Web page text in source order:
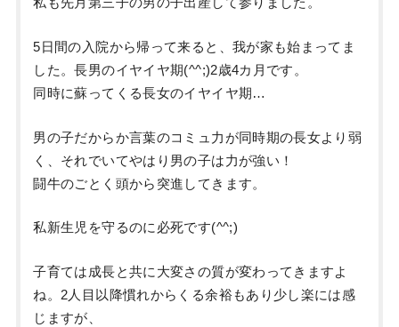
私も先月第三子の男の子出産して参りました。
5日間の入院から帰って来ると、我が家も始まってま
した。長男のイヤイヤ期(^^;)2歳4カ月です。
同時に蘇ってくる長女のイヤイヤ期…
男の子だからか言葉のコミュ力が同時期の長女より弱
く、それでいてやはり男の子は力が強い！
闘牛のごとく頭から突進してきます。
私新生児を守るのに必死です(^^;)
子育ては成長と共に大変さの質が変わってきますよ
ね。2人目以降慣れからくる余裕もあり少し楽には感
じますが、